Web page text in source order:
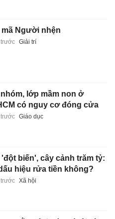
mã Người nhện
Giải trí
lớp mầm non ở
có nguy cơ đóng cửa
Giáo dục
'đột biến', cây cảnh trăm tỷ:
hiệu rửa tiền không?
Xã hội